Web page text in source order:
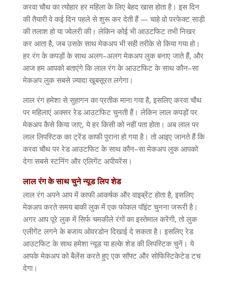
करवा चौथ का त्योहार हर महिला के लिए बेहद खास होता है। इस दिन
की तैयारी वे कई दिन पहले से शुरू कर देती हैं— चाहे वो परफेक्ट साड़ी
की तलाश हो या ज्वेलरी की। लेकिन कोई भी आउटफिट तभी निखर
कर आता है, जब उसके साथ मेकअप भी सही तरीके से किया गया हो।
हर रंग के कपड़ों के साथ अलग–अलग मेकअप लुक बनाए जाते हैं, और
आज हम आपको बताएंगे कि लाल रंग के आउटफिट के साथ कौन–सा
मेकअप लुक सबसे ज़्यादा खूबसूरत लगेगा।
लाल रंग हमेशा से सुहागन का प्रतीक माना गया है, इसलिए करवा चौथ
पर महिलाएं अक्सर रेड आउटफिट चुनती हैं। लेकिन लाल कपड़ों पर
मेकअप कैसे किया जाए, ये हर किसी को नहीं पता होता। अब लाल पर
लाल लिपस्टिक का ट्रेंड काफी पुराना हो गया है। तो आइए जानते हैं कि
करवा चौथ पर रेड आउटफिट के साथ कौन–सा मेकअप लुक आपको
देगा सबसे स्टनिंग और एलिगेंट अपीयरेंस।
लालरंगकेसाथचुनेन्यूडलिपशेड
लाल रंग अपने आप में काफी आकर्षक और वाइब्रेंट होता है, इसलिए
मेकअप करते समय बाकी लुक में एक फोकल पॉइंट चुनना जरूरी है।
अगर आप पूरे लुक में सिर्फ चमकीले रंगों का इस्तेमाल करेंगी, तो लुक
एलीगेंट लगने के बजाय ओवरडोन दिखाई दे सकता है। इसलिए रेड
आउटफिट के साथ हमेशा न्यूड या हल्के शेड की लिपस्टिक चुनें। ये
आपके मेकअप को बैलेंस करते हुए एक सॉफ्ट और सोफिस्टिकेटेड टच
देगा।